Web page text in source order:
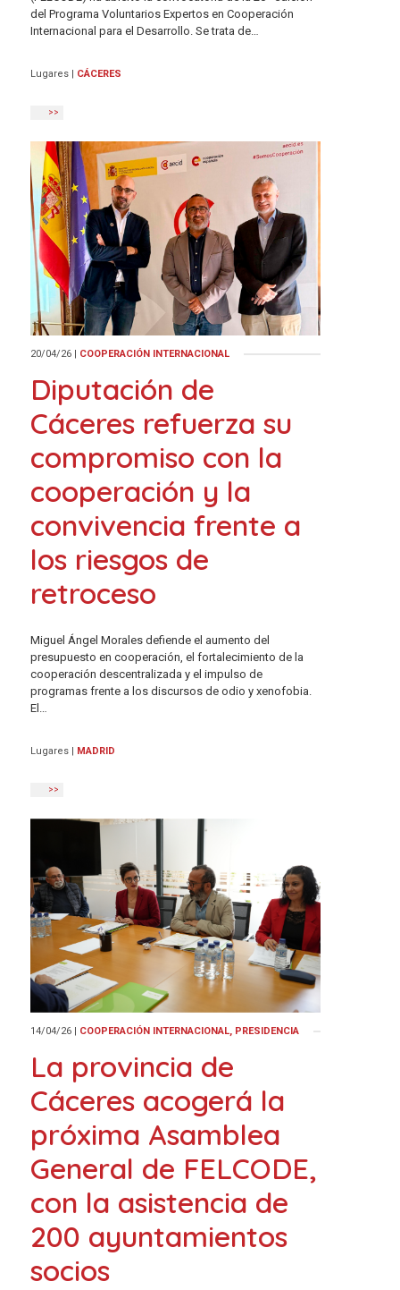
del Programa Voluntarios Expertos en Cooperación
Internacional para el Desarrollo. Se trata de…
Lugares | CÁCERES
>>
20/04/26 | COOPERACIÓN INTERNACIONAL
Diputación de
Cáceres refuerza su
compromiso con la
cooperación y la
convivencia frente a
los riesgos de
retroceso
Miguel Ángel Morales defiende el aumento del
presupuesto en cooperación, el fortalecimiento de la
cooperación descentralizada y el impulso de
programas frente a los discursos de odio y xenofobia.
El…
Lugares | MADRID
>>
14/04/26 | COOPERACIÓN INTERNACIONAL, PRESIDENCIA
La provincia de
Cáceres acogerá la
próxima Asamblea
General de FELCODE,
con la asistencia de
200 ayuntamientos
socios